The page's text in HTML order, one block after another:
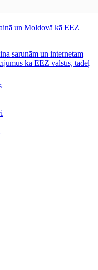
un Moldovā kā EEZ
sarunām un internetam
kā EEZ valstīs, tādēļ